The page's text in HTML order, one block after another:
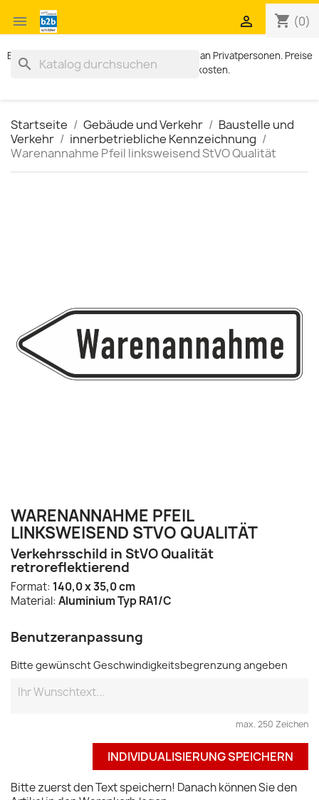
 shopping_cart (0)

Exklusiv für Geschäftskunden. Kein Verkauf an Privatpersonen. Preise
zzgl. MWST und Versandkosten.
search
Startseite Gebäude und Verkehr
Baustelle und
Verkehr
innerbetriebliche Kennzeichnung
Warenannahme Pfeil linksweisend StVO Qualität
WARENANNAHME PFEIL
LINKSWEISEND STVO QUALITÄT
Verkehrsschild in StVO Qualität
retroreflektierend
Format: 140,0 x 35,0 cm
Material: Aluminium Typ RA1/C
Benutzeranpassung
Bitte gewünscht Geschwindigkeitsbegrenzung angeben
max. 250 Zeichen
INDIVIDUALISIERUNG SPEICHERN
Bitte zuerst den Text speichern! Danach können Sie den